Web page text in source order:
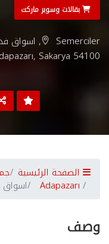
بقالات وسوبر ماركت
Sakarya 54100
الصفحة الرئيسية
Adapazarı اسواق
وصف